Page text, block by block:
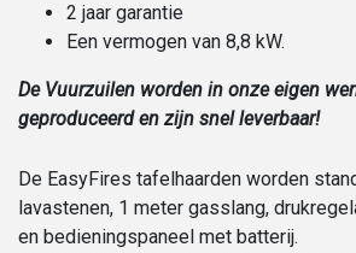
2 jaar garantie
Een vermogen van 8,8 kW.
De Vuurzuilen worden in onze eigen
geproduceerd en zijn snel leverbaar!
De EasyFires tafelhaarden worden
lavastenen, 1 meter gasslang,
en bedieningspaneel met batterij.